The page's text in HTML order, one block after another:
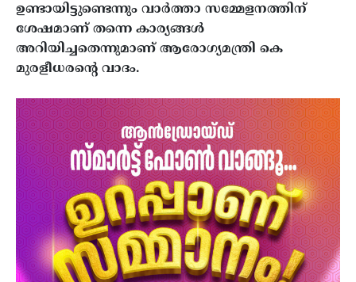
ഉണ്ടായിട്ടുണ്ടെന്നും വാർത്താ സമ്മേളനത്തിന്
ശേഷമാണ് തന്നെ കാര്യങ്ങൾ
അറിയിച്ചതെന്നുമാണ് ആരോഗ്യമന്ത്രി കെ
മുരളീധരന്റെ വാദം.